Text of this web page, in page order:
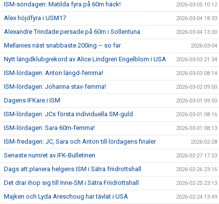
ISM-söndagen: Matilda fyra på 60m häck! 2026-03-05 10:12
Alex höjdfyra i USM17 2026-03-04 18:33
Alexandre Trindade persade på 60m i Sollentuna 2026-03-04 13:30
Mellanies näst snabbaste 200ing – so far 2026-03-04
Nytt längdklubgrekord av Alice Lindgren Engelblom i USA 2026-03-03 21:34
ISM-lördagen: Anton längd-femma! 2026-03-03 08:14
ISM-lördagen: Johanna stav-femma! 2026-03-02 09:00
Dagens IFKare i ISM 2026-03-01 09:50
ISM-lördagen: JCs första individuella SM-guld 2026-03-01 08:16
ISM-lördagen: Sara 60m-femma! 2026-03-01 08:13
ISM-fredagen: JC, Sara och Anton till lördagens finaler 2026-02-28
Senaste numret av IFK-Bulletinen 2026-02-27 17:53
Dags att planera helgens ISM i Sätra friidrottshall 2026-02-26 23:16
Det drar ihop sig till Inne-SM i Sätra Friidrottshall 2026-02-25 23:13
Majken och Lyda Areschoug har tävlat i USA 2026-02-24 13:49